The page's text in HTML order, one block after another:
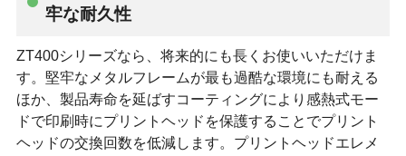
牢な耐久性
ZT400シリーズなら、将来的にも長くお使いいただけま
す。堅牢なメタルフレームが最も過酷な環境にも耐える
ほか、製品寿命を延ばすコーティングにより感熱式モー
ドで印刷時にプリントヘッドを保護することでプリント
ヘッドの交換回数を低減します。プリントヘッドエレメ